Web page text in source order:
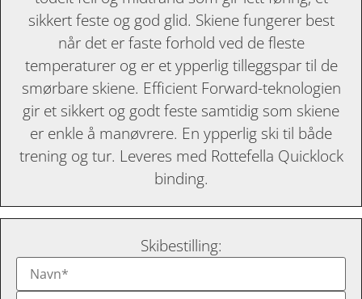
sikkert feste og god glid. Skiene fungerer best
når det er faste forhold ved de fleste
temperaturer og er et ypperlig tilleggspar til de
smørbare skiene. Efficient Forward-teknologien
gir et sikkert og godt feste samtidig som skiene
er enkle å manøvrere. En ypperlig ski til både
trening og tur. Leveres med Rottefella Quicklock
binding.
Skibestilling: